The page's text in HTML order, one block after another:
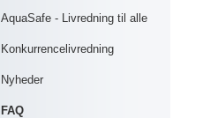
AquaSafe - Livredning til alle
Konkurrencelivredning
Nyheder
FAQ